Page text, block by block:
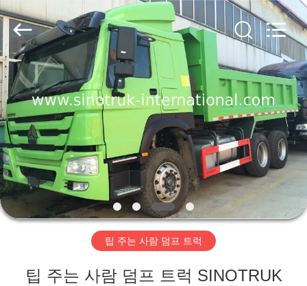
집
제
품
우
리
©
2016
2026
SINOTRUK
INTERNATIONAL
CO.,
LTD..
All
Rights
Reserved.
팁 주는 사람 덤프 트럭
팁 주는 사람 덤프 트럭 SINOTRUK